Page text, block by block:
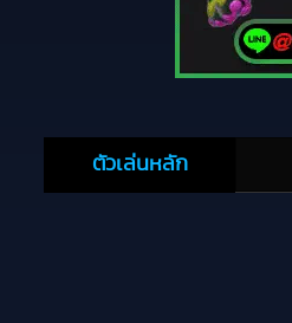
ตัวเล่นหลัก